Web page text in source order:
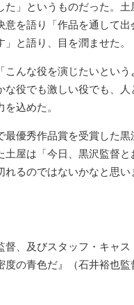
た」というものだった。
意を語り「作品を通して
と語り、目を潤ませた。
んな役を演じたいとい
役でも激しい役でも、人
込めた。
優秀作品賞を受賞した
土屋は「今日、黒沢監督
るのではないかなと思い
督、及びスタッフ・キャス
の青色だ』（石井裕也監